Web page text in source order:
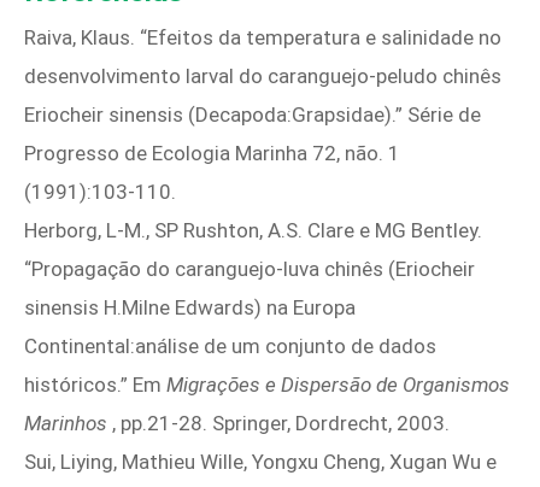
Raiva, Klaus. “Efeitos da temperatura e salinidade no
desenvolvimento larval do caranguejo-peludo chinês
Eriocheir sinensis (Decapoda:Grapsidae).” Série de
Progresso de Ecologia Marinha 72, não. 1
(1991):103‑110.
Herborg, L-M., SP Rushton, A.S. Clare e MG Bentley.
“Propagação do caranguejo-luva chinês (Eriocheir
sinensis H.Milne Edwards) na Europa
Continental:análise de um conjunto de dados
históricos.” Em Migrações e Dispersão de Organismos
Marinhos , pp.21‑28. Springer, Dordrecht, 2003.
Sui, Liying, Mathieu Wille, Yongxu Cheng, Xugan Wu e